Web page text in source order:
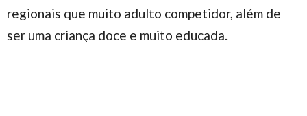
regionais que muito adulto competidor, além de
ser uma criança doce e muito educada.